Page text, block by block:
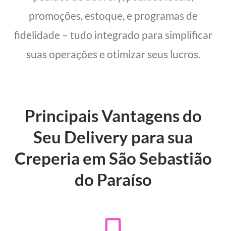
promoções, estoque, e programas de
fidelidade – tudo integrado para simplificar
suas operações e otimizar seus lucros.
Principais Vantagens do
Seu Delivery para sua
Creperia em São Sebastião
do Paraíso